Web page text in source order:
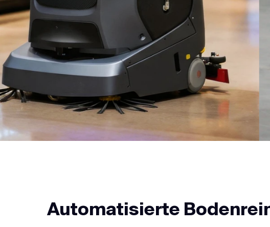
Automatisierte